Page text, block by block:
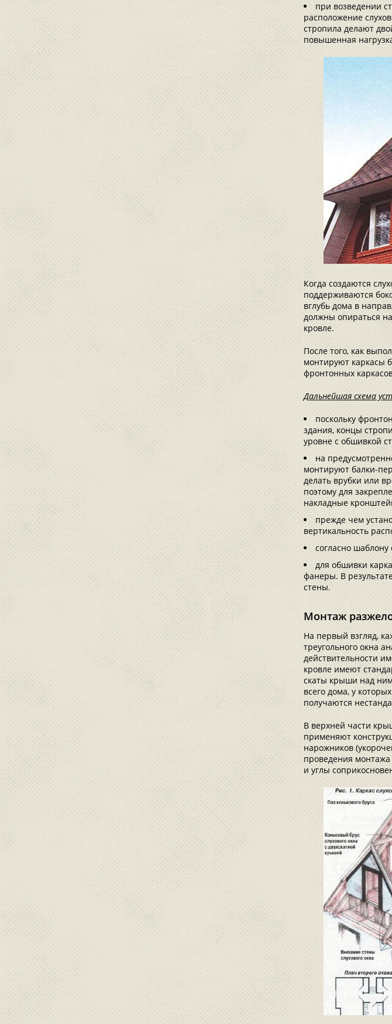
при возведении
расположение
стропила делают
повышенная
Когда создаются
поддерживаются
вглубь дома в
должны опираться
кровле.
После того, как
монтируют каркасы
фронтонных
Дальнейшая схема
поскольку
здания, концы
уровне с обшивкой
на
монтируют балки-
делать врубки или
поэтому для
накладные
прежде чем
вертикальность
согласно
для обшивки
фанеры. В
стены.
Монтаж
На первый взгляд,
треугольного окна
действительности
кровле имеют
скаты крыши над
всего дома, у
получаются
В верхней части
применяют
нарожников
проведения
и углы